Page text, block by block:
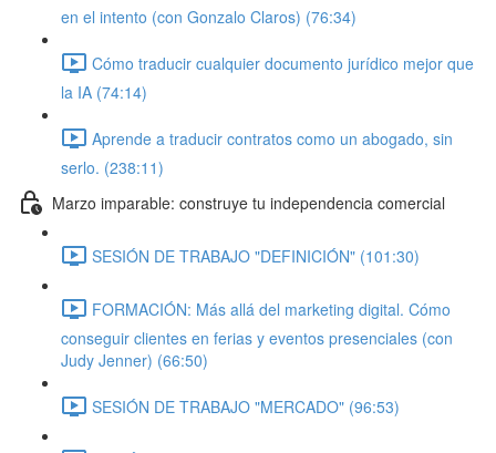
en el intento (con Gonzalo Claros) (76:34)
Cómo traducir cualquier documento jurídico mejor que
la IA (74:14)
Aprende a traducir contratos como un abogado, sin
serlo. (238:11)
Marzo imparable: construye tu independencia comercial
SESIÓN DE TRABAJO "DEFINICIÓN" (101:30)
FORMACIÓN: Más allá del marketing digital. Cómo
conseguir clientes en ferias y eventos presenciales (con
Judy Jenner) (66:50)
SESIÓN DE TRABAJO "MERCADO" (96:53)